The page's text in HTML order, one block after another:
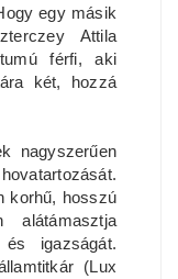
egy másik
Attila
férfi, aki
két, hozzá
nagyszerűen
korhű, hosszú
alátámasztja
igazságát.
(Lux